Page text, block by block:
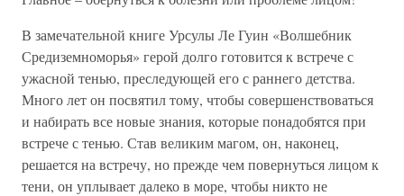
В замечательной книге Урсулы Ле Гуин «Волшебник
Средиземноморья» герой долго готовится к встрече с
ужасной тенью, преследующей его с раннего детства.
Много лет он посвятил тому, чтобы совершенствоваться
и набирать все новые знания, которые понадобятся при
встрече с тенью. Став великим магом, он, наконец,
решается на встречу, но прежде чем повернуться лицом к
тени, он уплывает далеко в море, чтобы никто не